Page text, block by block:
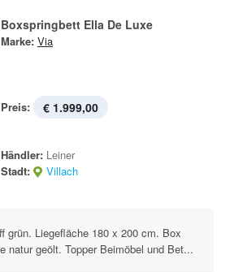
Boxspringbett Ella De Luxe
Marke: Via
Preis: € 1.999,00
Händler: Leiner
Stadt:
Villach
grün. Liegefläche 180 x 200 cm. Box
natur geölt. Topper Beimöbel und Bet...